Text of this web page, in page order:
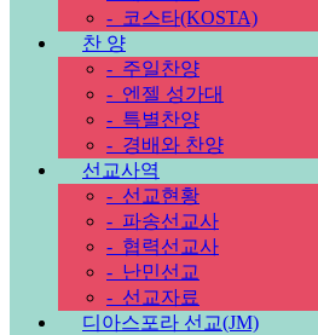
- 코스타(KOSTA)
찬 양
- 주일찬양
- 엔젤 성가대
- 특별찬양
- 경배와 찬양
선교사역
- 선교현황
- 파송선교사
- 협력선교사
- 난민선교
- 선교자료
디아스포라 선교(JM)